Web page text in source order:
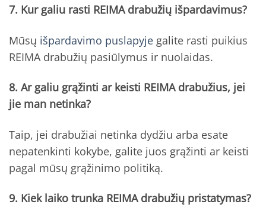
7. Kur galiu rasti REIMA drabužių išpardavimus?
Mūsų išpardavimo puslapyje galite rasti puikius
REIMA drabužių pasiūlymus ir nuolaidas.
8. Ar galiu grąžinti ar keisti REIMA drabužius, jei
jie man netinka?
Taip, jei drabužiai netinka dydžiu arba esate
nepatenkinti kokybe, galite juos grąžinti ar keisti
pagal mūsų grąžinimo politiką.
9. Kiek laiko trunka REIMA drabužių pristatymas?